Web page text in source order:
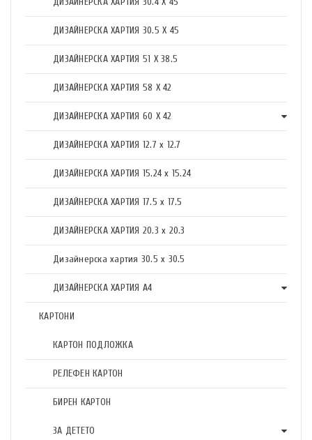
ДИЗАЙНЕРСКА ХАРТИЯ 30.5 X 45
ДИЗАЙНЕРСКА ХАРТИЯ 51 X 38.5
ДИЗАЙНЕРСКА ХАРТИЯ 58 X 42
ДИЗАЙНЕРСКА ХАРТИЯ 60 X 42
ДИЗАЙНЕРСКА ХАРТИЯ 12.7 x 12.7
ДИЗАЙНЕРСКА ХАРТИЯ 15.24 x 15.24
ДИЗАЙНЕРСКА ХАРТИЯ 17.5 х 17.5
ДИЗАЙНЕРСКА ХАРТИЯ 20.3 х 20.3
Дизайнерска хартия 30.5 х 30.5
ДИЗАЙНЕРСКА ХАРТИЯ А4
КАРТОНИ
КАРТОН ПОДЛОЖКА
РЕЛЕФЕН КАРТОН
БИРЕН КАРТОН
ЗА ДЕТЕТО